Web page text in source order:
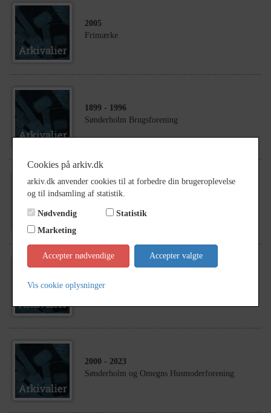
2005
Frimærke
1899 - 1996
Sønderholm Brugsforening
1988- 2023
Udklip vedr. arkæologiske udgravninger i vores
2000 - 2023
Sønderholm og Omegns Husmoderforening
Cookies på arkiv.dk
arkiv.dk anvender cookies til at forbedre din brugeroplevelse
og til indsamling af statistik.
Nødvendig
Statistik
Marketing
Accepter nødvendige Accepter valgte
Vis cookie oplysninger